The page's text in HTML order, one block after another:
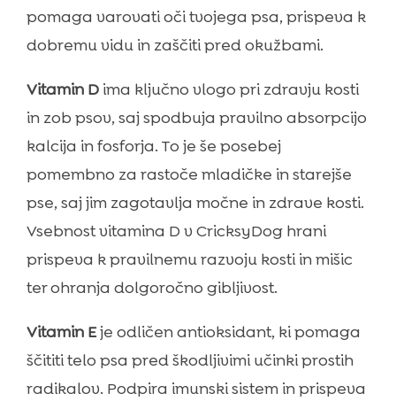
pomaga varovati oči tvojega psa, prispeva k
dobremu vidu in zaščiti pred okužbami.
Vitamin Dima ključno vlogo pri zdravju kosti
in zob psov, saj spodbuja pravilno absorpcijo
kalcija in fosforja. To je še posebej
pomembno za rastoče mladičke in starejše
pse, saj jim zagotavlja močne in zdrave kosti.
Vsebnost vitamina D v CricksyDog hrani
prispeva k pravilnemu razvoju kosti in mišic
ter ohranja dolgoročno gibljivost.
Vitamin Eje odličen antioksidant, ki pomaga
ščititi telo psa pred škodljivimi učinki prostih
radikalov. Podpira imunski sistem in prispeva